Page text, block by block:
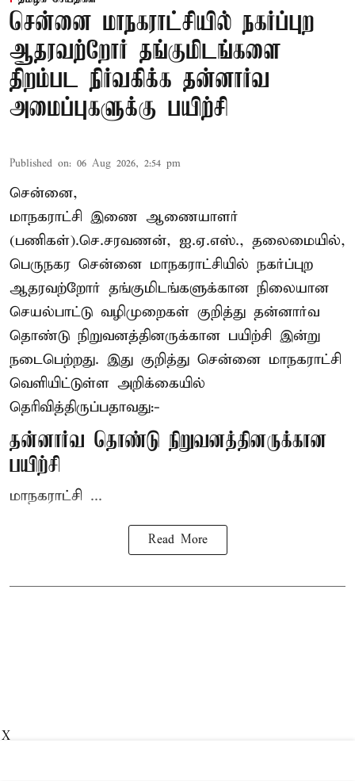
சென்னை மாநகராட்சியில் நகர்ப்புற
ஆதரவற்றோர் தங்குமிடங்களை
திறம்பட நிர்வகிக்க தன்னார்வ
அமைப்புகளுக்கு பயிற்சி
Published on: 06 Aug 2026, 2:54 pm
சென்னை,
மாநகராட்சி இணை ஆணையாளர்
(பணிகள்).செ.சரவணன், ஐ.ஏ.எஸ்., தலைமையில்,
பெருநகர சென்னை மாநகராட்சியில் நகர்ப்புற
ஆதரவற்றோர் தங்குமிடங்களுக்கான நிலையான
செயல்பாட்டு வழிமுறைகள் குறித்து தன்னார்வ
தொண்டு நிறுவனத்தினருக்கான பயிற்சி இன்று
நடைபெற்றது. இது குறித்து சென்னை மாநகராட்சி
வெளியிட்டுள்ள அறிக்கையில்
தெரிவித்திருப்பதாவது:-
தன்னார்வ தொண்டு நிறுவனத்தினருக்கான
பயிற்சி
மாநகராட்சி ...
Read More
X